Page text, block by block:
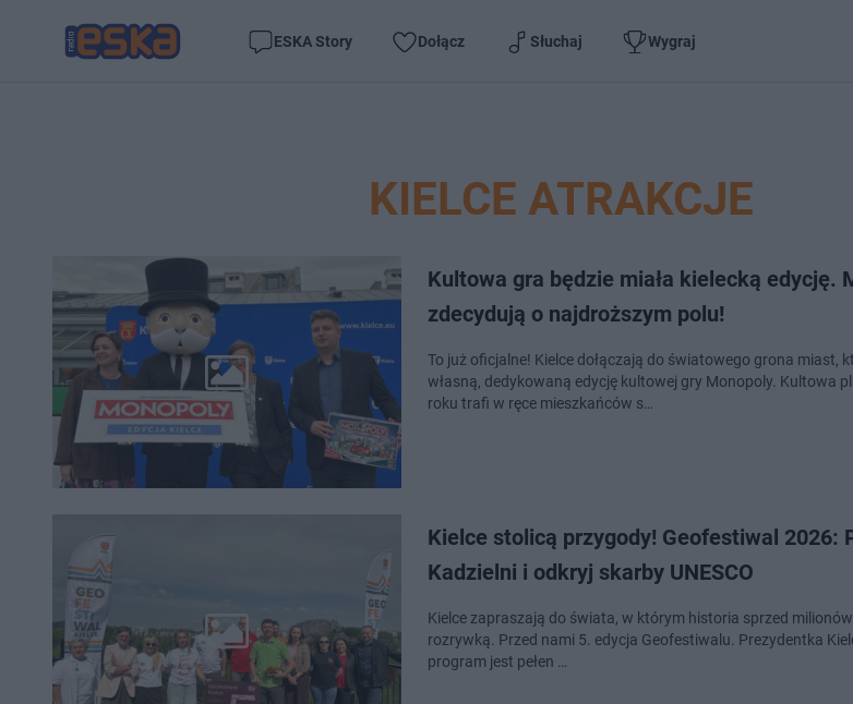
ESKA Story Dołącz Słuchaj Wygraj
KIELCE ATRAKCJE
Kultowa gra będzie miała kielecką edycję.
zdecydują o najdroższym polu!
To już oficjalne! Kielce dołączają do światowego grona miast,
własną, dedykowaną edycję kultowej gry Monopoly. Kultowa
roku trafi w ręce mieszkańców s…
Kielce stolicą przygody! Geofestiwal 2026:
Kadzielni i odkryj skarby UNESCO
Kielce zapraszają do świata, w którym historia sprzed
rozrywką. Przed nami 5. edycja Geofestiwalu. Prezydentka Kielc Agata Wojda podkreśla, że
program jest pełen …